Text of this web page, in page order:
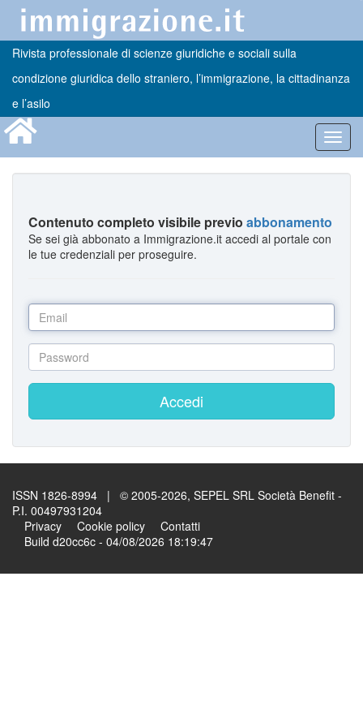
Rivista professionale di scienze giuridiche e sociali sulla
condizione giuridica dello straniero, l’immigrazione, la cittadinanza
e l’asilo
Contenuto completo visibile previo abbonamento
Se sei già abbonato a Immigrazione.it accedi al portale con
le tue credenziali per proseguire.
Accedi
ISSN 1826-8994 | © 2005-2026, SEPEL SRL Società Benefit -
P.I. 00497931204
Privacy
Cookie policy
Contatti
Build d20cc6c - 04/08/2026 18:19:47